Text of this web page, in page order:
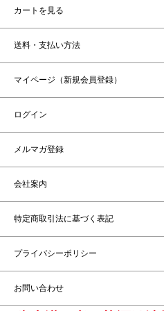
カートを見る
送料・支払い方法
マイページ（新規会員登録）
ログイン
メルマガ登録
会社案内
特定商取引法に基づく表記
プライバシーポリシー
お問い合わせ